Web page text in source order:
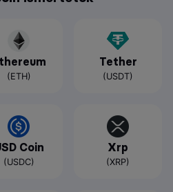
(ETH)
Tether
(USDT)
Coin
(USDC)
Xrp
(XRP)